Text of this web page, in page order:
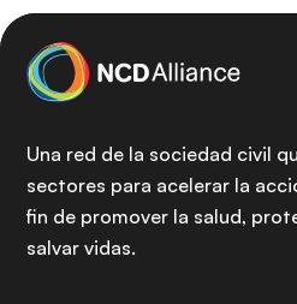
Una red de la sociedad civil
sectores para acelerar la
fin de promover la salud,
salvar vidas.